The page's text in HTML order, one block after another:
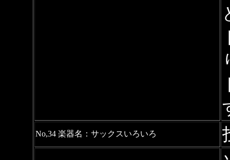
No,34 楽器名：サックスいろいろ